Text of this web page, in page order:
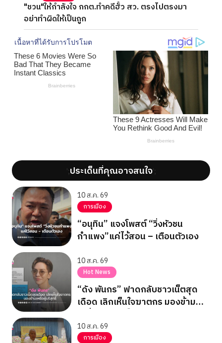
"ชวน"ให้กำลังใจ กกต.ทำคดีฮั้ว สว. ตรงไปตรงมา
อย่าทำผิดให้เป็นถูก
';ประเด็นที่คุณอาจสนใจ';
10 ส.ค. 69
การเมือง
“อนุทิน” แจงโพสต์ “วิ่งหัวชน
กำแพง”แค่ไว้สอน – เตือนตัวเอง
10 ส.ค. 69
Hot News
“ดัง พันกร” ฟาดกลับชาวเน็ตสุด
เดือด เลิกเห็นใจฆาตกร มองข้าม
10 ส.ค. 69
การเมือง